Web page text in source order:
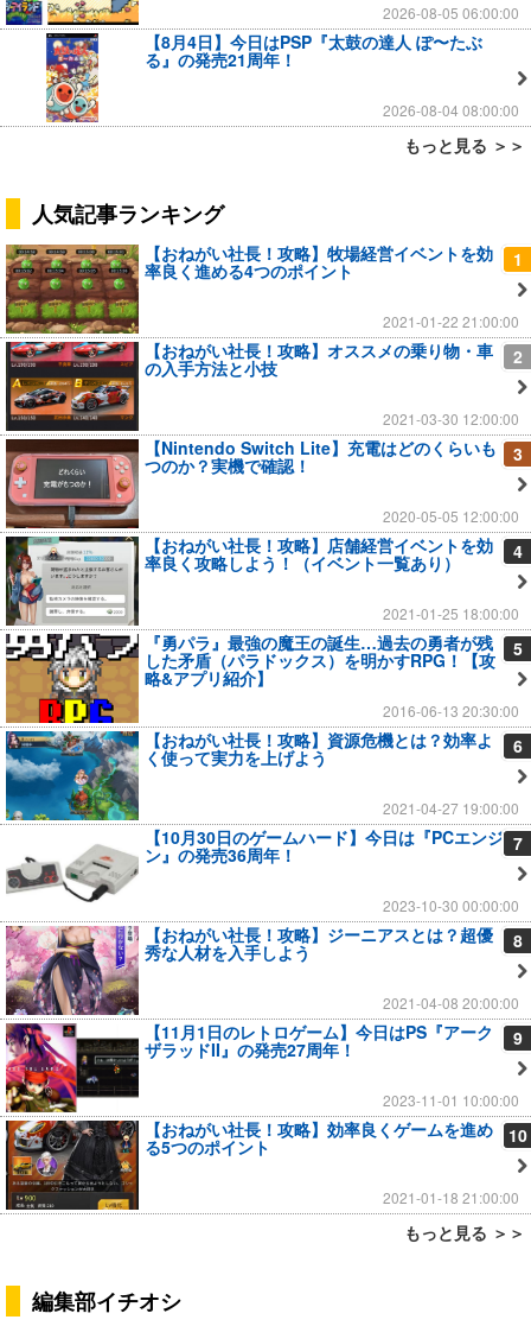
2026-08-05 06:00:00
【8月4日】今日はPSP『太鼓の達人 ぽ〜たぶ
る』の発売21周年！
2026-08-04 08:00:00
もっと見る ＞＞
人気記事ランキング
1
【おねがい社長！攻略】牧場経営イベントを効
率良く進める4つのポイント
2021-01-22 21:00:00
2
【おねがい社長！攻略】オススメの乗り物・車
の入手方法と小技
2021-03-30 12:00:00
3
【Nintendo Switch Lite】充電はどのくらいも
つのか？実機で確認！
2020-05-05 12:00:00
4
【おねがい社長！攻略】店舗経営イベントを効
率良く攻略しよう！（イベント一覧あり）
2021-01-25 18:00:00
5
『勇パラ』最強の魔王の誕生…過去の勇者が残
した矛盾（パラドックス）を明かすRPG！【攻
略&アプリ紹介】
2016-06-13 20:30:00
6
【おねがい社長！攻略】資源危機とは？効率よ
く使って実力を上げよう
2021-04-27 19:00:00
7
【10月30日のゲームハード】今日は『PCエンジ
ン』の発売36周年！
2023-10-30 00:00:00
8
【おねがい社長！攻略】ジーニアスとは？超優
秀な人材を入手しよう
2021-04-08 20:00:00
9
【11月1日のレトロゲーム】今日はPS『アーク
ザラッドII』の発売27周年！
2023-11-01 10:00:00
10
【おねがい社長！攻略】効率良くゲームを進め
る5つのポイント
2021-01-18 21:00:00
もっと見る ＞＞
編集部イチオシ